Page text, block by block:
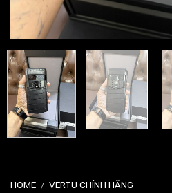
HOME / VERTU CHÍNH HÃNG